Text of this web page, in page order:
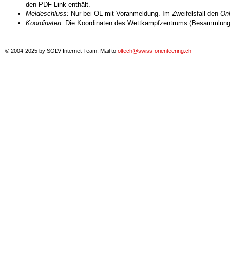
den PDF-Link enthält.
Meldeschluss: Nur bei OL mit Voranmeldung. Im Zweifelsfall den
Koordinaten: Die Koordinaten des Wettkampfzentrums
© 2004-2025 by SOLV Internet Team. Mail to oltech@swiss-orienteering.ch